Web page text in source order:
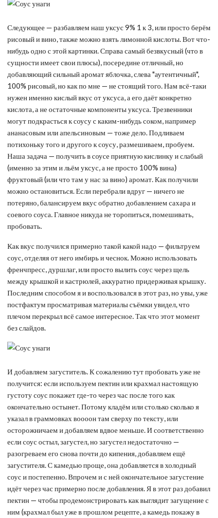
Следующее — разбавляем наш уксус 9% 1 к 3, или просто берём
рисовый и вино, также можно взять лимонной кислоты. Вот что-
нибудь одно с этой картинки. Справа самый безвкусный (что в
сущности имеет свои плюсы), посередине отличный, но
добавляющий сильный аромат яблочка, слева "аутентичный",
100% рисовый, но как по мне — не стоящий того. Нам всё-таки
нужен именно кислый вкус от уксуса, а его даёт конкретно
кислота, а не остаточные компоненты уксуса. Трезвенники
могут подкрасться к соусу с каким-нибудь соком, например
ананасовым или апельсиновым — тоже дело. Подливаем
потихоньку того и другого к соусу, размешиваем, пробуем.
Наша задача — получить в соусе приятную кислинку и слабый
(именно за этим и льём уксус, а не просто 100% вина)
фруктовый (или что там у нас за вино) аромат. Как получили
можно остановиться. Если перебрали вдруг — ничего не
потеряно, балансируем вкус обратно добавлением сахара и
соевого соуса. Главное никуда не торопиться, помешивать,
пробовать.
Как вкус получился примерно такой какой надо — фильтруем
соус, отделяя от него имбирь и чеснок. Можно использовать
френчпресс, дуршлаг, или просто вылить соус через щель
между крышкой и кастрюлей, аккуратно придерживая крышку.
Последним способом я и воспользовался в этот раз, но увы, уже
постфактум просматривая материалы съёмки увидел, что
плечом перекрыл всё самое интересное. Так что этот момент
без слайдов.
И добавляем загуститель. К сожалению тут пробовать уже не
получится: если используем пектин или крахмал настоящую
густоту соус покажет где-то через час после того как
окончательно остынет. Потому кладём или столько сколько я
указал в граммовках воооон там сверху по тексту, или
осторожничаем и добавляем вдвое меньше. И соответственно
если соус остыл, загустел, но загустел недостаточно —
разогреваем его снова почти до кипения, добавляем ещё
загустителя. С камедью проще, она добавляется в холодный
соус и постепенно. Впрочем и с ней окончательное загустение
идёт через час примерно после добавления. Я в этот раз добавил
пектин — чтобы продемонстрировать как выглядит загущение с
ним (крахмал был уже в прошлом рецепте, а камедь покажу в